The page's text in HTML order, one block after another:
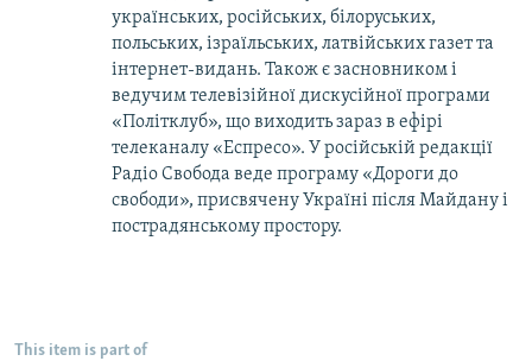
українських, російських, білоруських,
польських, ізраїльських, латвійських газет та
інтернет-видань. Також є засновником і
ведучим телевізійної дискусійної програми
«Політклуб», що виходить зараз в ефірі
телеканалу «Еспресо». У російській редакції
Радіо Свобода веде програму «Дороги до
свободи», присвячену Україні після Майдану і
пострадянському простору.
This item is part of